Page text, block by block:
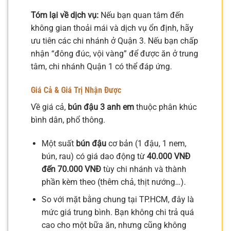
Tóm lại về dịch vụ: Nếu bạn quan tâm đến
không gian thoải mái và dịch vụ ổn định, hãy
ưu tiên các chi nhánh ở Quận 3. Nếu bạn chấp
nhận “đông đúc, vội vàng” để được ăn ở trung
tâm, chi nhánh Quận 1 có thể đáp ứng.
Giá Cả & Giá Trị Nhận Được
Về giá cả, bún đậu 3 anh em thuộc phân khúc
bình dân, phổ thông.
Một suất bún đậucơ bản (1 đậu, 1 nem,
bún, rau) có giá dao động từ 40.000 VNĐ
đến 70.000 VNĐtùy chi nhánh và thành
phần kèm theo (thêm chả, thịt nướng…).
So với mặt bằng chung tại TP.HCM, đây là
mức giá trung bình. Bạn không chi trả quá
cao cho một bữa ăn, nhưng cũng không